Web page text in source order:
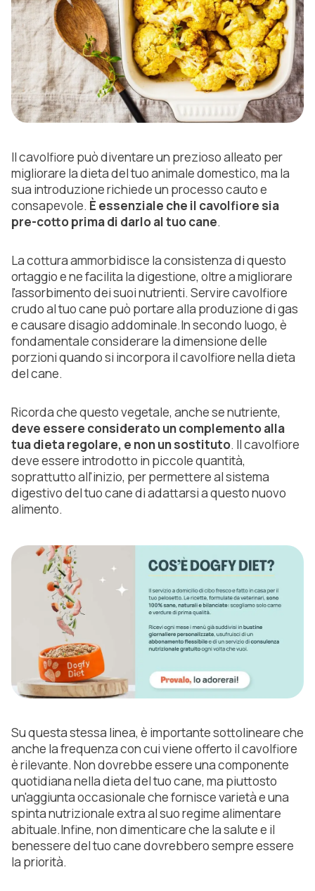
Il cavolfiore può diventare un prezioso alleato per
migliorare la dieta del tuo animale domestico, ma la
sua introduzione richiede un processo cauto e
consapevole. È essenziale che il cavolfiore sia
pre-cotto prima di darlo al tuo cane.
La cottura ammorbidisce la consistenza di questo
ortaggio e ne facilita la digestione, oltre a migliorare
l'assorbimento dei suoi nutrienti. Servire cavolfiore
crudo al tuo cane può portare alla produzione di gas
e causare disagio addominale.In secondo luogo, è
fondamentale considerare la dimensione delle
porzioni quando si incorpora il cavolfiore nella dieta
del cane.
Ricorda che questo vegetale, anche se nutriente,
deve essere considerato un complemento alla
tua dieta regolare, e non un sostituto. Il cavolfiore
deve essere introdotto in piccole quantità,
soprattutto all'inizio, per permettere al sistema
digestivo del tuo cane di adattarsi a questo nuovo
alimento.
Su questa stessa linea, è importante sottolineare che
anche la frequenza con cui viene offerto il cavolfiore
è rilevante. Non dovrebbe essere una componente
quotidiana nella dieta del tuo cane, ma piuttosto
un'aggiunta occasionale che fornisce varietà e una
spinta nutrizionale extra al suo regime alimentare
abituale.Infine, non dimenticare che la salute e il
benessere del tuo cane dovrebbero sempre essere
la priorità.